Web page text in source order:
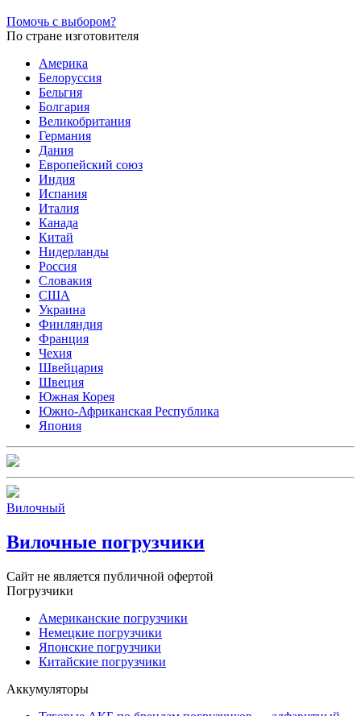
Помочь с выбором?
По стране изготовителя
Америка
Белоруссия
Бельгия
Болгария
Великобритания
Германия
Дания
Европейский союз
Индия
Испания
Италия
Канада
Китай
Нидерланды
Россия
Словакия
США
Украина
Финляндия
Франция
Чехия
Швейцария
Швеция
Южная Корея
Южно-Африканская Республика
Япония
Вилочный
Вилочные погрузчики
Сайт не является публичной офертой
Погрузчики
Американские погрузчики
Немецкие погрузчики
Японские погрузчики
Китайские погрузчики
Аккумуляторы